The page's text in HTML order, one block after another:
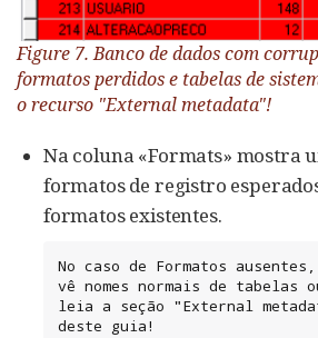
Figure 7. Banco de dados com
formatos perdidos e tabelas de
o recurso "External metadata"!
Na coluna «Formats» mostra
formatos de registro
formatos existentes.
No caso de Formatos
vê nomes normais de tabelas
leia a seção "External
deste guia!